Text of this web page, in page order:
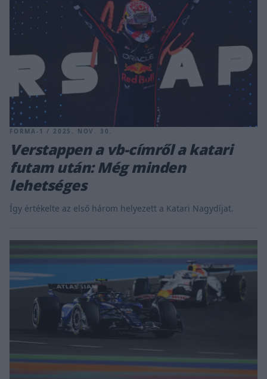
FORMA-1 / 2025. NOV. 30.
Verstappen a vb-címről a katari
futam után: Még minden
lehetséges
Így értékelte az első három helyezett a Katari Nagydíjat.